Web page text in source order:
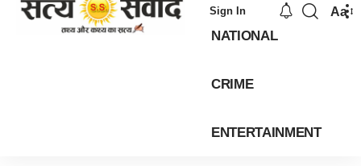
NATIONAL
CRIME
ENTERTAINMENT
Sign In Aa